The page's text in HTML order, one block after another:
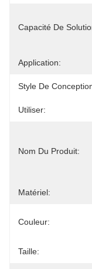
Capacité De
Application:
Style De
Utiliser:
Nom Du Produit:
Matériel:
Couleur:
Taille: